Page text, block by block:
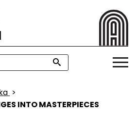
>
INTO MASTERPIECES